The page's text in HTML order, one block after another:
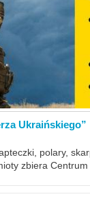
Ukraińskiego”
polary,
zbiera Centrum